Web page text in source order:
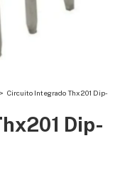
> Circuito Integrado Thx201 Dip-
Dip-